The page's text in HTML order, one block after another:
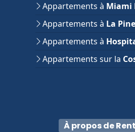
Appartements à Miami
Appartements à La
Appartements à
Appartements sur la
À propos de